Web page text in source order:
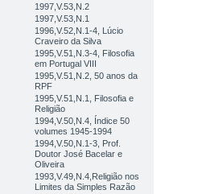
1997,V.53,N.2
1997,V.53,N.1
1996,V.52,N.1-4, Lúcio
Craveiro da Silva
1995,V.51,N.3-4, Filosofia
em Portugal VIII
1995,V.51,N.2, 50 anos da
RPF
1995,V.51,N.1, Filosofia e
Religião
1994,V.50,N.4, Índice 50
volumes 1945-1994
1994,V.50,N.1-3, Prof.
Doutor José Bacelar e
Oliveira
1993,V.49,N.4,Religião nos
Limites da Simples Razão